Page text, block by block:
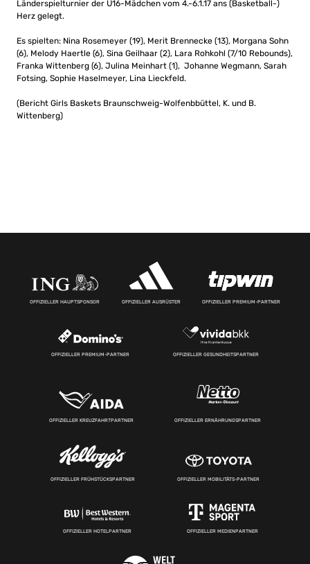
Länderspielturnier der U16-Mädchen vom 4.-6.1.17 ans (Basketball-)
Herz gelegt.
Es spielten: Nina Rosemeyer (19), Merit Brennecke (13), Morgana Sohn
(6), Melody Haertle (6), Sina Geilhaar (2), Lara Rohkohl (7/10 Rebounds),
Franka Wittenberg (6), Julina Meinhart (1), Johanne Wegmann, Sarah
Fotsing, Sophie Haselmeyer, Lina Lieckfeld.
(Bericht Girls Baskets Braunschweig-Wolfenbbüttel, K. und B.
Wittenberg)
OFFIZIELLER HAUPTSPONSOR OFFIZIELLER AUSRÜSTER OFFIZIELLER PREMIUM-PARTNER
OFFIZIELLER PREMIUM-PARTNER OFFIZIELLER GESUNDHEITSPARTNER
OFFIZIELLER KREUZFAHRTPARTNER OFFIZIELLER ERNÄHRUNGSPARTNER
OFFIZIELLER FRÜHSTÜCKSPARTNER OFFIZIELLER MOBILITÄTS-PARTNER
OFFIZIELLER HOTELPARTNER OFFIZIELLER MEDIENPARTNER